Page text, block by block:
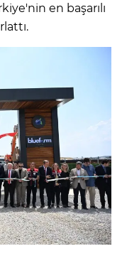
en başarılı